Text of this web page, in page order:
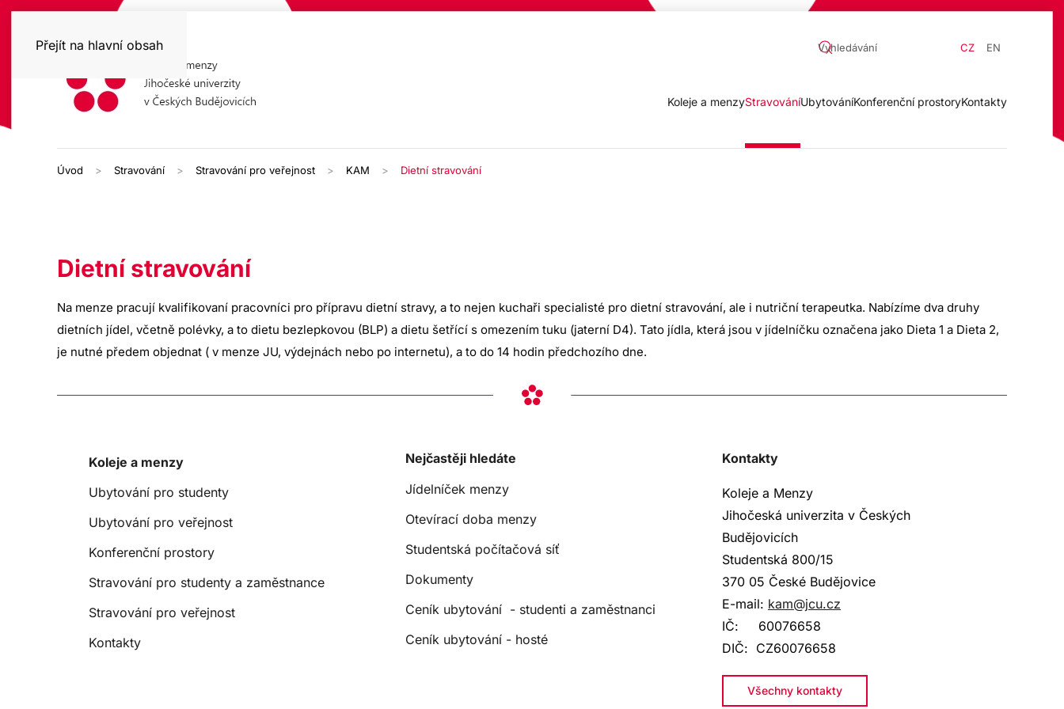
Přejít na hlavní obsah CZ EN
Koleje a menzyStravováníUbytováníKonferenční prostoryKontakty
Úvod Stravování Stravování pro veřejnost KAM Dietní stravování
Katedra
regionálního
managementu
a
dolor
amet,
consectetur
adipiscing
Aenean
euismod
laoreet.
Dietní stravování
Na menze pracují kvalifikovaní pracovníci pro přípravu dietní stravy, a to nejen kuchaři specialisté pro dietní stravování, ale i nutriční terapeutka. Nabízíme dva druhy
dietních jídel, včetně polévky, a to dietu bezlepkovou (BLP) a dietu šetřící s omezením tuku (jaterní D4). Tato jídla, která jsou v jídelníčku označena jako Dieta 1 a Dieta 2,
je nutné předem objednat ( v menze JU, výdejnách nebo po internetu), a to do 14 hodin předchozího dne.
Koleje a menzy
Ubytování pro studenty
Ubytování pro veřejnost
Konferenční prostory
Stravování pro studenty a zaměstnance
Stravování pro veřejnost
Kontakty
Nejčastěji hledáte
Jídelníček menzy
Otevírací doba menzy
Studentská počítačová síť
Dokumenty
Ceník ubytování - studenti a zaměstnanci
Ceník ubytování - hosté
Kontakty
Koleje a Menzy
Jihočeská univerzita v Českých
Budějovicích
Studentská 800/15
370 05 České Budějovice
E-mail: kam@jcu.cz
IČ: 60076658
DIČ: CZ60076658
Všechny kontakty